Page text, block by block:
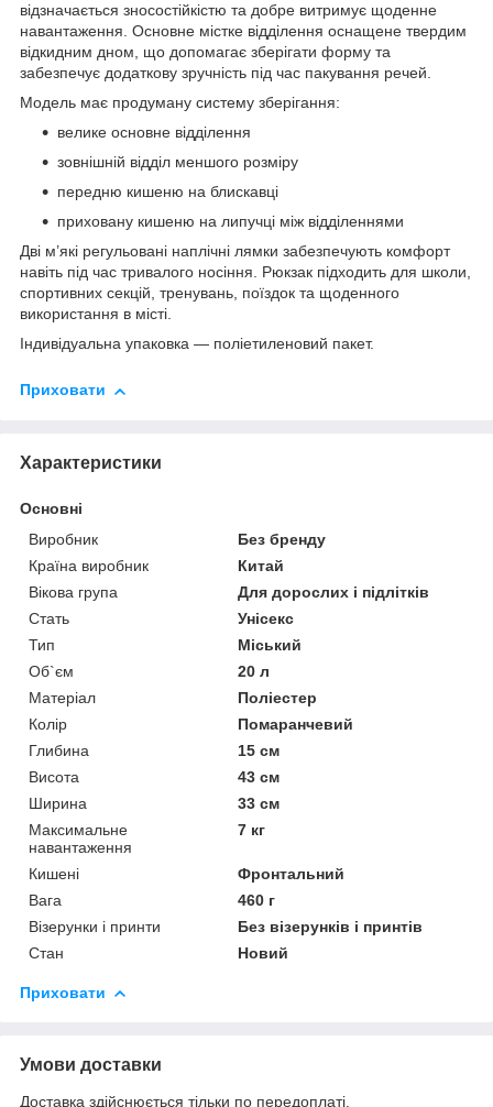
відзначається зносостійкістю та добре витримує щоденне
навантаження. Основне містке відділення оснащене твердим
відкидним дном, що допомагає зберігати форму та
забезпечує додаткову зручність під час пакування речей.
Модель має продуману систему зберігання:
велике основне відділення
зовнішній відділ меншого розміру
передню кишеню на блискавці
приховану кишеню на липучці між відділеннями
Дві м’які регульовані наплічні лямки забезпечують комфорт
навіть під час тривалого носіння. Рюкзак підходить для школи,
спортивних секцій, тренувань, поїздок та щоденного
використання в місті.
Індивідуальна упаковка — поліетиленовий пакет.
Приховати
Характеристики
Основні
Виробник
Без бренду
Країна виробник
Китай
Вікова група
Для дорослих і підлітків
Стать
Унісекс
Тип
Міський
Об`єм
20 л
Матеріал
Поліестер
Колір
Помаранчевий
Глибина
15 см
Висота
43 см
Ширина
33 см
Максимальне
навантаження
7 кг
Кишені
Фронтальний
Вага
460 г
Візерунки і принти
Без візерунків і принтів
Стан
Новий
Приховати
Умови доставки
Доставка здійснюється тільки по передоплаті.